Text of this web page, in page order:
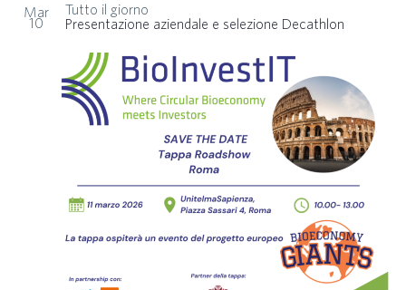
Mar
10 Presentazione aziendale e selezione Decathlon
Tutto il giorno